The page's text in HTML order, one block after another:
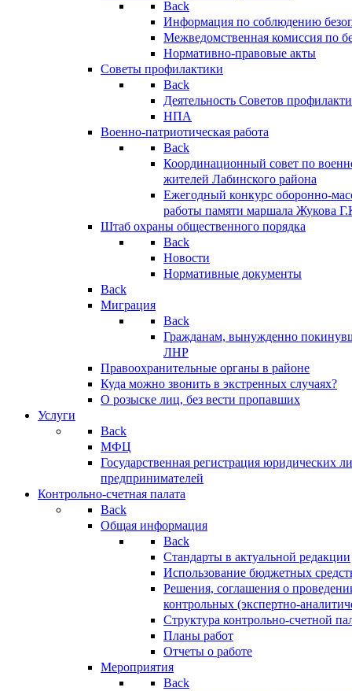
Back
Информация по соблюдению
Межведомственная комиссия по
Нормативно-правовые акты
Советы профилактики
Back
Деятельность Советов
НПА
Военно-патриотическая работа
Back
Координационный совет по
жителей Лабинского района
Ежегодный конкурс оборонно-
работы памяти маршала Жукова
Штаб охраны общественного порядка
Back
Новости
Нормативные документы
Back
Миграция
Back
Гражданам, вынужденно
ЛНР
Правоохранительные органы в районе
Куда можно звонить в экстренных случаях?
О розыске лиц, без вести пропавших
Услуги
Back
МФЦ
Государственная регистрация юридических
предпринимателей
Контрольно-счетная палата
Back
Общая информация
Back
Стандарты в актуальной редакции
Использование бюджетных
Решения, соглашения о
контрольных (экспертно-
Структура контрольно-счетной
Планы работ
Отчеты о работе
Мероприятия
Back